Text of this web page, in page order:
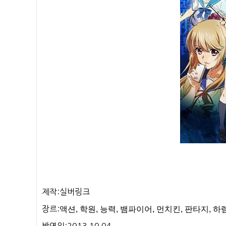
제작:실버링크
장르:액션, 학원, 능력, 뱀파이어, 먼치킨, 판타지, 하